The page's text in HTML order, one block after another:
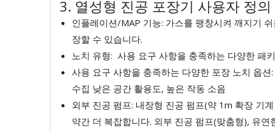
3. 열성형 진공 포장기 사용자 정의
인플레이션/MAP 기능: 가스를 팽창시켜 깨지기
장할 수 있습니다.
노치 유형: 사용 요구 사항을 충족하는 다양한 패
사용 요구 사항을 충족하는 다양한 포장 노치 옵
수집 낮은 공간 활용도, 높은 작동 소음
외부 진공 펌프: 내장형 진공 펌프(약 1m 확장 기
약간 더 복잡합니다. 외부 진공 펌프(맞춤형), 유